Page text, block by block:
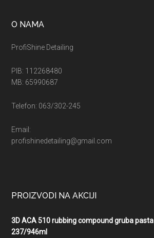
O NAMA
ProfiShine Detailing
PIB: 112268480
MB: 65990687
Telefon: 063/302-245
Email:
profishinedetailing@gmail.com
PROIZVODI NA AKCIJI
3D ACA 510 rubbing compound gruba pasta
237/946ml